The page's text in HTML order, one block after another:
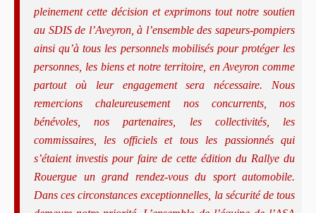
pleinement cette décision et exprimons tout notre soutien
au SDIS de l’Aveyron, à l’ensemble des sapeurs-pompiers
ainsi qu’à tous les personnels mobilisés pour protéger les
personnes, les biens et notre territoire, en Aveyron comme
partout où leur engagement sera nécessaire. Nous
remercions chaleureusement nos concurrents, nos
bénévoles, nos partenaires, les collectivités, les
commissaires, les officiels et tous les passionnés qui
s’étaient investis pour faire de cette édition du Rallye du
Rouergue un grand rendez-vous du sport automobile.
Dans ces circonstances exceptionnelles, la sécurité de tous